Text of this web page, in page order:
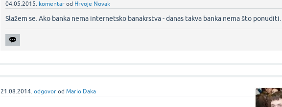
04.05.2015. komentar od Hrvoje Novak
Slažem se. Ako banka nema internetsko banakrstva - danas takva banka nema što ponuditi.‌
21.08.2014. odgovor odMario Daka